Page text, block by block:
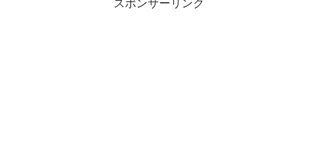
スポンサーリンク